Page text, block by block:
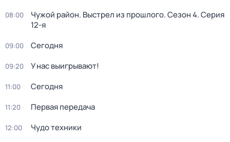
08:00 Чужой район. Выстрел из прошлого. Сезон 4. Серия
12-я
09:00 Сегодня
09:20 У нас выигрывают!
11:00 Сегодня
11:20 Первая передача
12:00 Чудо техники